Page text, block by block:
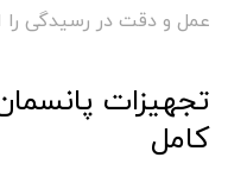
عمل و دقت در رسیدگی را
تجهیزات
کامل